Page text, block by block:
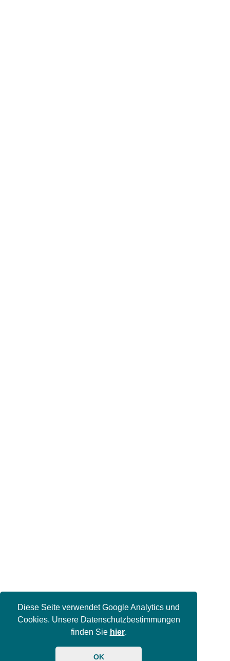
Diese Seite verwendet Google Analytics und
Cookies. Unsere Datenschutzbestimmungen
finden Sie hier.
OK